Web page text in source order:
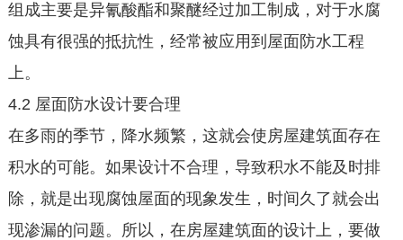
组成主要是异氰酸酯和聚醚经过加工制成，对于水腐
蚀具有很强的抵抗性，经常被应用到屋面防水工程
上。
4.2 屋面防水设计要合理
在多雨的季节，降水频繁，这就会使房屋建筑面存在
积水的可能。如果设计不合理，导致积水不能及时排
除，就是出现腐蚀屋面的现象发生，时间久了就会出
现渗漏的问题。所以，在房屋建筑面的设计上，要做